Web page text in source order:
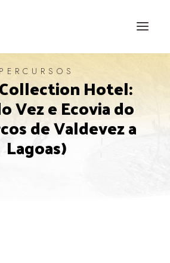
PERCURSOS
Hotel:
Vez e Ecovia do
de Valdevez a
Lagoas)